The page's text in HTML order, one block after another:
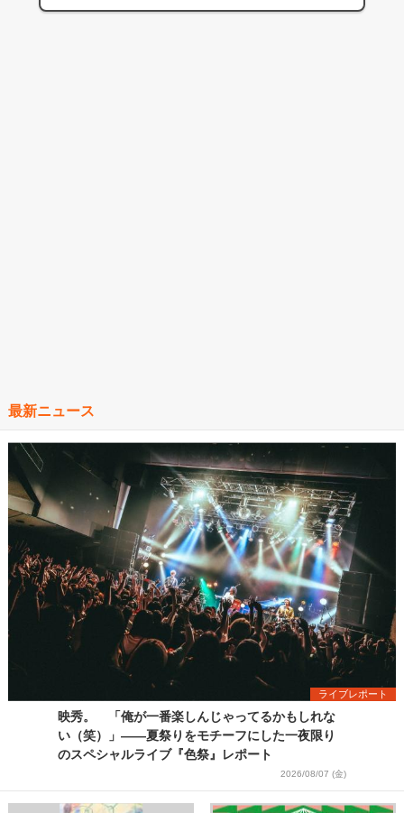
最新ニュース
ライブレポート
映秀。 「俺が一番楽しんじゃってるかもしれな
い（笑）」――夏祭りをモチーフにした一夜限り
のスペシャルライブ『色祭』レポート
2026/08/07 (金)